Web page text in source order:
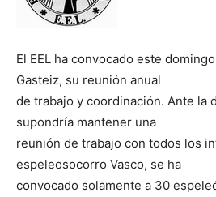
El EEL ha convocado este
Gasteiz, su reunión anual
de trabajo y coordinación. Ante la
supondría mantener una
reunión de trabajo con todos los
espeleosocorro Vasco, se ha
convocado solamente a 30